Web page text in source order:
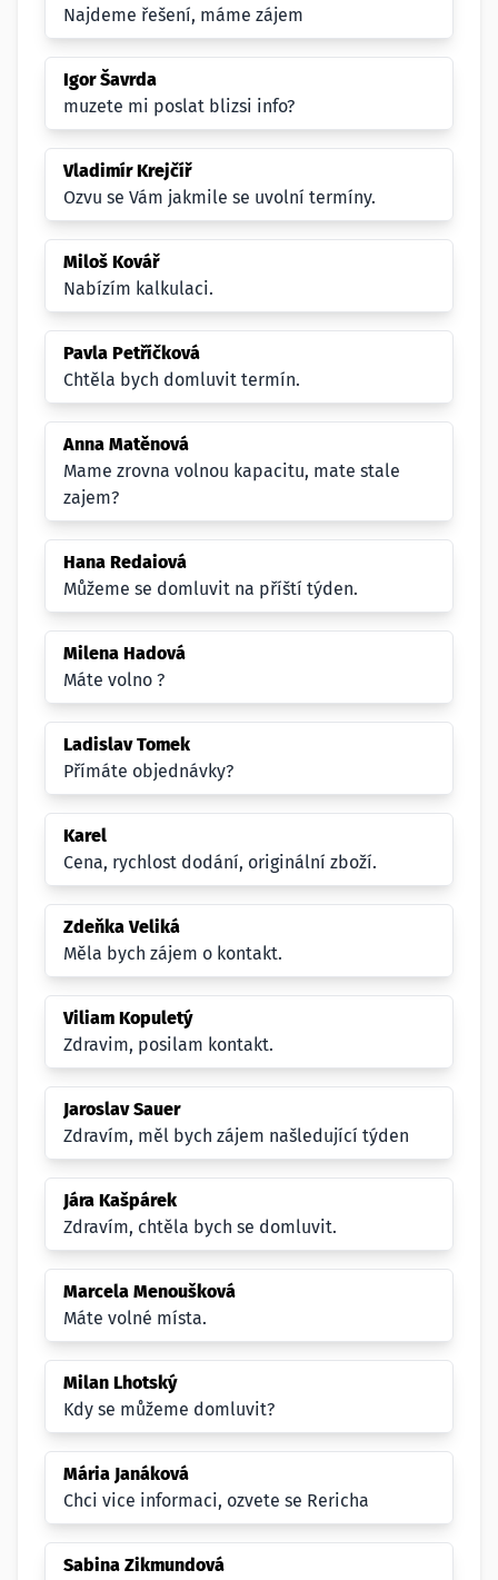
Najdeme řešení, máme zájem
Igor Šavrda
muzete mi poslat blizsi info?
Vladimír Krejčíř
Ozvu se Vám jakmile se uvolní termíny.
Miloš Kovář
Nabízím kalkulaci.
Pavla Petříčková
Chtěla bych domluvit termín.
Anna Matěnová
Mame zrovna volnou kapacitu, mate stale
zajem?
Hana Redaiová
Můžeme se domluvit na příští týden.
Milena Hadová
Máte volno ?
Ladislav Tomek
Přímáte objednávky?
Karel
Cena, rychlost dodání, originální zboží.
Zdeňka Veliká
Měla bych zájem o kontakt.
Viliam Kopuletý
Zdravim, posilam kontakt.
Jaroslav Sauer
Zdravím, měl bych zájem našledující týden
Jára Kašpárek
Zdravím, chtěla bych se domluvit.
Marcela Menoušková
Máte volné místa.
Milan Lhotský
Kdy se můžeme domluvit?
Mária Janáková
Chci vice informaci, ozvete se Rericha
Sabina Zikmundová